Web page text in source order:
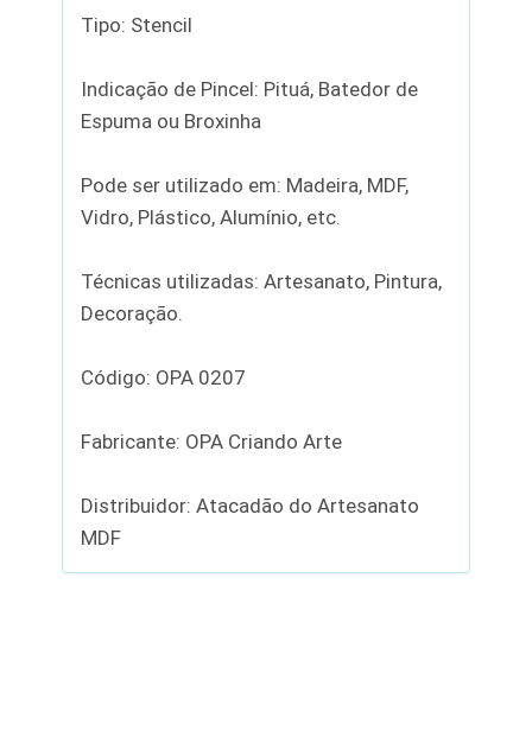
Tipo: Stencil
Indicação de Pincel: Pituá, Batedor de
Espuma ou Broxinha
Pode ser utilizado em: Madeira, MDF,
Vidro, Plástico, Alumínio, etc.
Técnicas utilizadas: Artesanato, Pintura,
Decoração.
Código: OPA 0207
Fabricante: OPA Criando Arte
Distribuidor: Atacadão do Artesanato
MDF